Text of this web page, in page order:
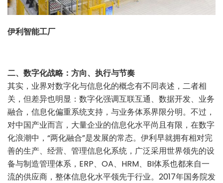
伊利智能工厂
二、数字化战略：方向、执行与节奏
其实，业界对数字化与信息化的概念有不同表述，二者相
关，但差异也明显：数字化强调互联互通、数据开发、业务
融合，信息化偏重系统支持，与业务体系界限分明。不过，
对中国产业而言，大量企业的信息化水平尚且有限，在数字
化浪潮中，“两化融合”是发展的常态。伊利早就拥有相对完
善的生产、经营、管理信息化系统，广泛采用世界领先的设
备与制造管理体系，ERP、OA、HRM、BI体系也都来自一
流的供应商，整体信息化水平领先于行业。2017年国务院发